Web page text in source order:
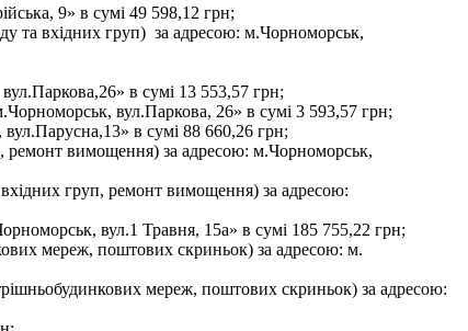
9» в сумі 49 598,12 грн;
та вхідних груп) за адресою: м.Чорноморськ,
в сумі 13 553,57 грн;
вул.Паркова, 26» в сумі 3 593,57 грн;
в сумі 88 660,26 грн;
ремонт вимощення) за адресою: м.Чорноморськ,
вхідних груп, ремонт вимощення) за адресою:
вул.1 Травня, 15а» в сумі 185 755,22 грн;
мереж, поштових скриньок) за адресою: м.
мереж, поштових скриньок) за адресою: